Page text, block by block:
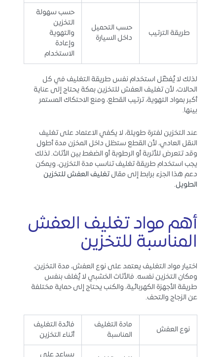
طريقة الترتيب
حسب التحميل
داخل السيارة
حسب سهولة
التخزين
والتهوية
وإعادة
الاستخدام
لذلك لا يُفضّل استخدام نفس طريقة التغليف في كل
الحالات، لأن تغليف العفش للتخزين بمكة يحتاج إلى عناية
أكبر بمواد التهوية، ترتيب القطع، ومنع الاحتكاك المستمر
بينها.
عند التخزين لفترة طويلة، لا يكفي الاعتماد على تغليف
النقل العادي، لأن القطع ستظل داخل المخزن مدة أطول
وقد تتعرض للأتربة أو الرطوبة أو الضغط بين الأثاث. لذلك
يجب استخدام طريقة تغليف تناسب مدة التخزين، ويمكن
دعم هذا الجزء برابط إلى مقالتغليف العفش للتخزين
الطويل.
أهم مواد تغليف العفش
المناسبة للتخزين
اختيار مواد التغليف يعتمد على نوع العفش، مدة التخزين،
ومكان التخزين نفسه. فالأثاث الخشبي لا يُغلف بنفس
طريقة الأجهزة الكهربائية، والكنب يحتاج إلى حماية مختلفة
عن الزجاج والتحف.
نوع العفش
مادة التغليف
المناسبة
فائدة التغليف
أثناء التخزين
يساعد على